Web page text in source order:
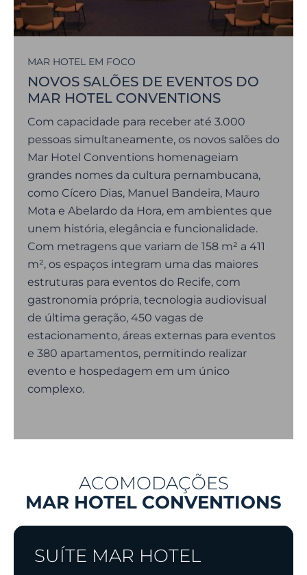
MAR HOTEL EM FOCO
NOVOS SALÕES DE EVENTOS DO
MAR HOTEL CONVENTIONS
Com capacidade para receber até 3.000
pessoas simultaneamente, os novos salões do
Mar Hotel Conventions homenageiam
grandes nomes da cultura pernambucana,
como Cícero Dias, Manuel Bandeira, Mauro
Mota e Abelardo da Hora, em ambientes que
unem história, elegância e funcionalidade.
Com metragens que variam de 158 m² a 411
m², os espaços integram uma das maiores
estruturas para eventos do Recife, com
gastronomia própria, tecnologia audiovisual
de última geração, 450 vagas de
estacionamento, áreas externas para eventos
e 380 apartamentos, permitindo realizar
evento e hospedagem em um único
complexo.
ACOMODAÇÕES
MAR HOTEL CONVENTIONS
SUÍTE MAR HOTEL